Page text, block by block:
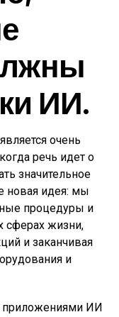
ИИ.
очень
речь идет о
значительное
новая идея: мы
процедуры и
сферах жизни,
и заканчивая
и
приложениями ИИ